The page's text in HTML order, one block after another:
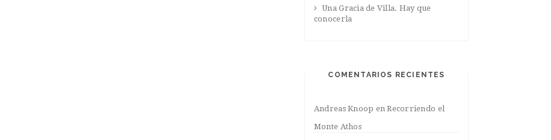
Una Gracia de Villa. Hay que
conocerla
COMENTARIOS RECIENTES
Andreas Knoop enRecorriendo el
Monte Athos